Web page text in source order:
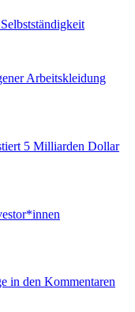
Arbeitskleidung
5 Milliarden Dollar
in den Kommentaren